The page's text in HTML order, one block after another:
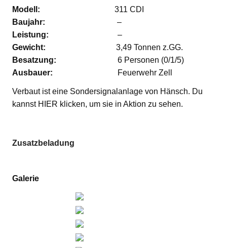
Modell:
311 CDI
Baujahr:
–
Leistung:
–
Gewicht:
3,49 Tonnen z.GG.
Besatzung:
6 Personen (0/1/5)
Ausbauer:
Feuerwehr Zell
Verbaut ist eine Sondersignalanlage von Hänsch. Du
kannst HIER klicken, um sie in Aktion zu sehen.
Zusatzbeladung
Galerie